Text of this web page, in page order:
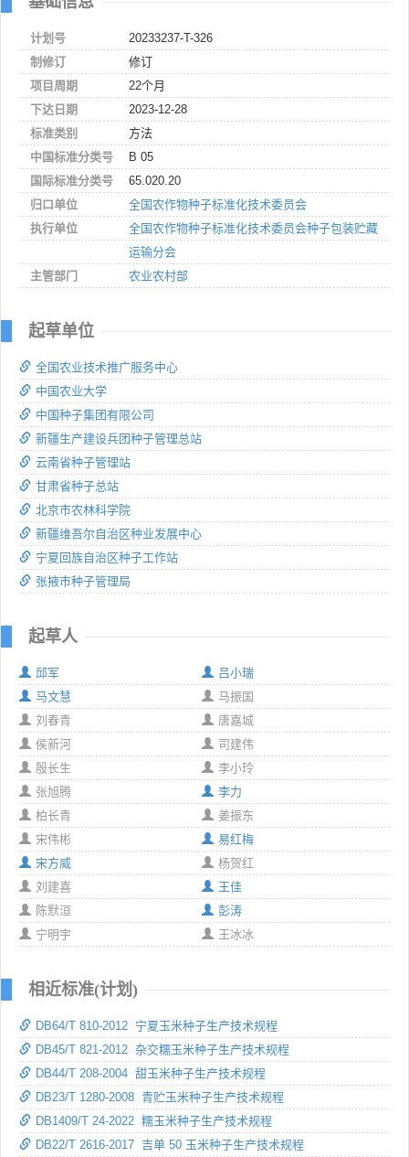
计划号
20233237-T-326
制修订
修订
项目周期
22个月
下达日期
2023-12-28
标准类别
方法
中国标准分类号
B 05
国际标准分类号
65.020.20
归口单位
全国农作物种子标准化技术委员会
执行单位
全国农作物种子标准化技术委员会种子包装贮藏
运输分会
主管部门
农业农村部
起草单位
全国农业技术推广服务中心
中国农业大学
中国种子集团有限公司
新疆生产建设兵团种子管理总站
云南省种子管理站
甘肃省种子总站
北京市农林科学院
新疆维吾尔自治区种业发展中心
宁夏回族自治区种子工作站
张掖市种子管理局
起草人
邱军
吕小瑞
马文慧
马振国
刘春青
唐嘉城
侯新河
司建伟
殷长生
李小玲
张旭腾
李力
柏长青
姜振东
宋伟彬
易红梅
宋方威
杨贺红
刘建喜
王佳
陈默洹
彭涛
宁明宇
王冰冰
相近标准(计划)
DB64/T 810-2012 宁夏玉米种子生产技术规程
DB45/T 821-2012 杂交糯玉米种子生产技术规程
DB44/T 208-2004 甜玉米种子生产技术规程
DB23/T 1280-2008 青贮玉米种子生产技术规程
DB1409/T 24-2022 糯玉米种子生产技术规程
DB22/T 2616-2017 吉单 50 玉米种子生产技术规程